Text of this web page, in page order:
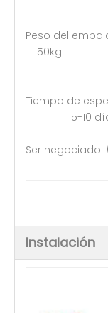
Peso del
50kg
5-10 días
Ser negociado
Instalación